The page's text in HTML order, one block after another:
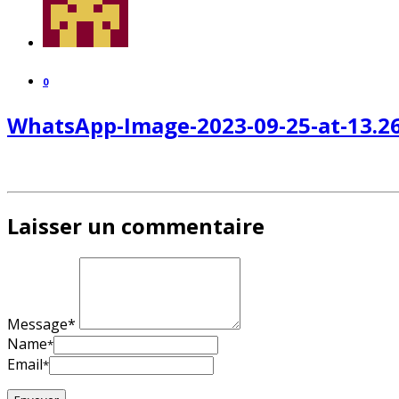
0
WhatsApp-Image-2023-09-25-at-
Laisser un commentaire
Message*
Name*
Email*